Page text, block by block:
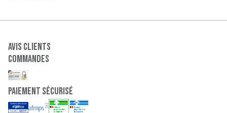
Avis clients
Commandes
paiement sécurisé